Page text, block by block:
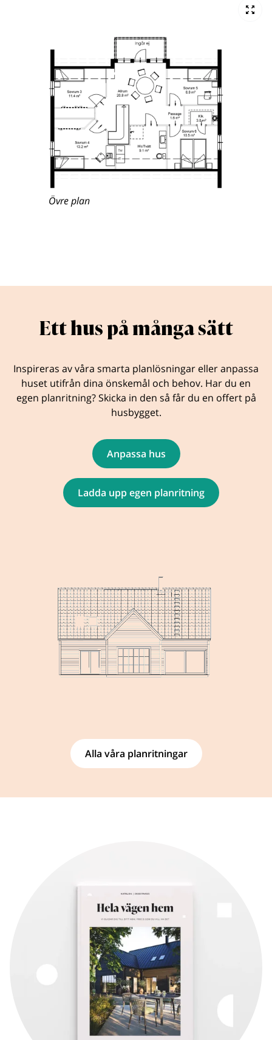
Övre plan
Ett hus på många sätt
Inspireras av våra smarta planlösningar eller anpassa
huset utifrån dina önskemål och behov. Har du en
egen planritning? Skicka in den så får du en offert på
husbygget.
Anpassa hus
Ladda upp egen planritning
Alla våra planritningar